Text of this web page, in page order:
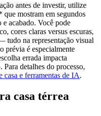
antes de investir, utilize
mostram em segundos
acabado. Você pode
cores claras versus escuras,
tudo na representação visual
prévia é especialmente
errada impacta
detalhes do processo,
casa e ferramentas de IA.
casa térrea